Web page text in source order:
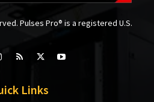
Pulses Pro® is a registered U.S.
Links